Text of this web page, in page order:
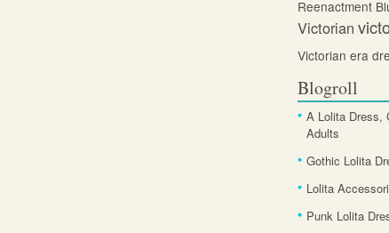
Reenactment
Victorian
Victorian era
Blogroll
A Lolita Dress,
Adults
Gothic Lolita
Lolita
Punk Lolita